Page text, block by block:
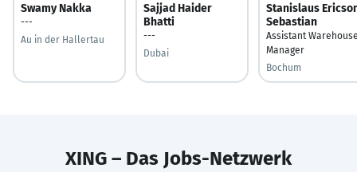
Swamy Nakka
---
Au in der Hallertau
Sajjad Haider
Bhatti
---
Dubai
Stanislaus
Sebastian
Assistant
Manager
Bochum
XING – Das Jobs-Netzwerk